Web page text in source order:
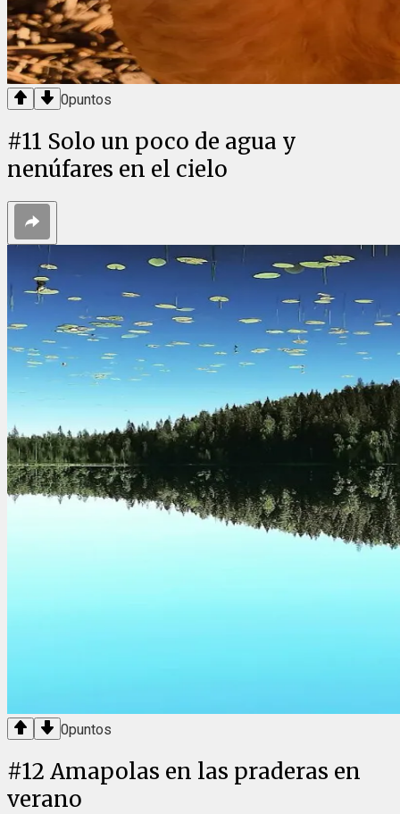
0puntos
#11 Solo un poco de agua y
nenúfares en el cielo
0puntos
#12 Amapolas en las praderas en
verano